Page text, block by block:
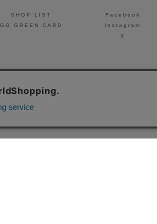
SHOP LIST
GO GREEN CARD
Facebook
Instagram
X